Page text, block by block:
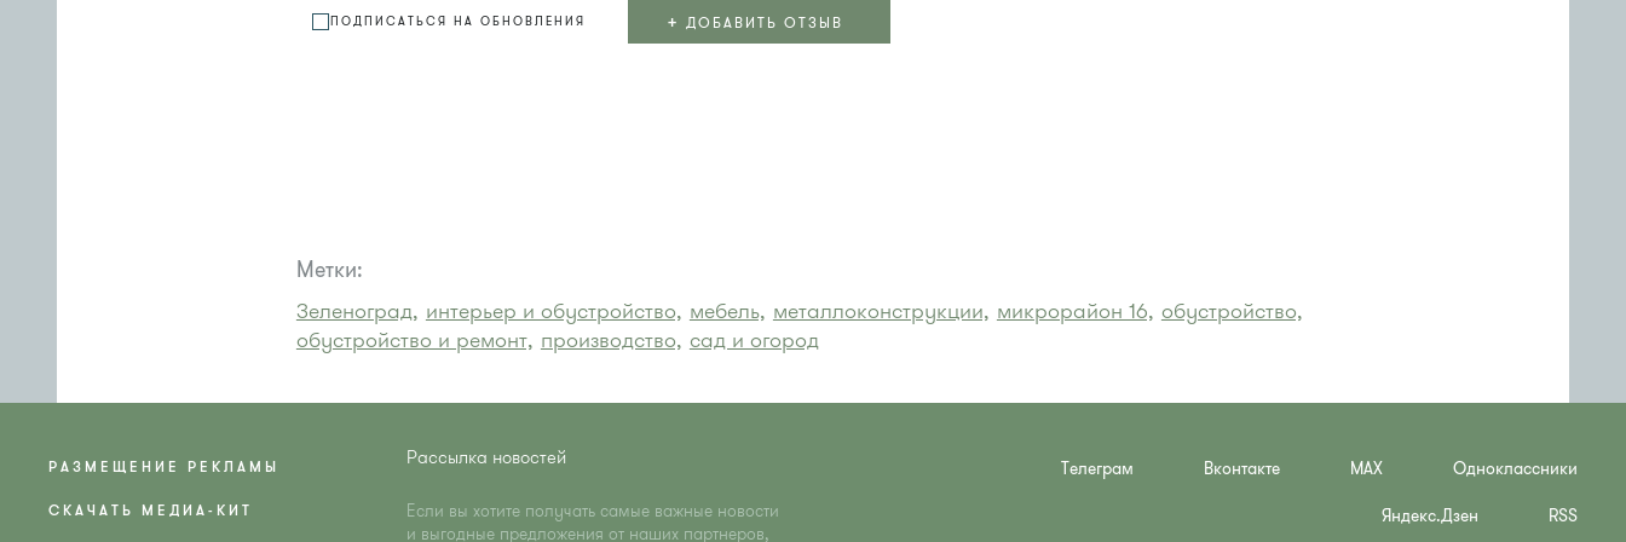
ПОДПИСАТЬСЯ НА ОБНОВЛЕНИЯ + ДОБАВИТЬ ОТЗЫВ
Метки:
Зеленоград, интерьер и обустройство, мебель, металлоконструкции, микрорайон 16, обустройство,
обустройство и ремонт, производство, сад и огород
РАЗМЕЩЕНИЕ РЕКЛАМЫ
СКАЧАТЬ МЕДИА-КИТ
Рассылка новостей
Если вы хотите получать самые важные новости
и выгодные предложения от наших партнеров,
Телеграм Вконтакте MAX Одноклассники
Яндекс.Дзен RSS